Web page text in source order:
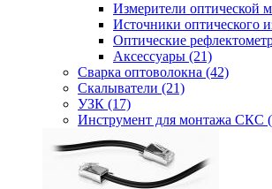
Измерители оптической
Источники оптического
Оптические
Аксессуары (21)
Сварка оптоволокна (42)
Скалыватели (21)
УЗК (17)
Инструмент для монтажа СКС